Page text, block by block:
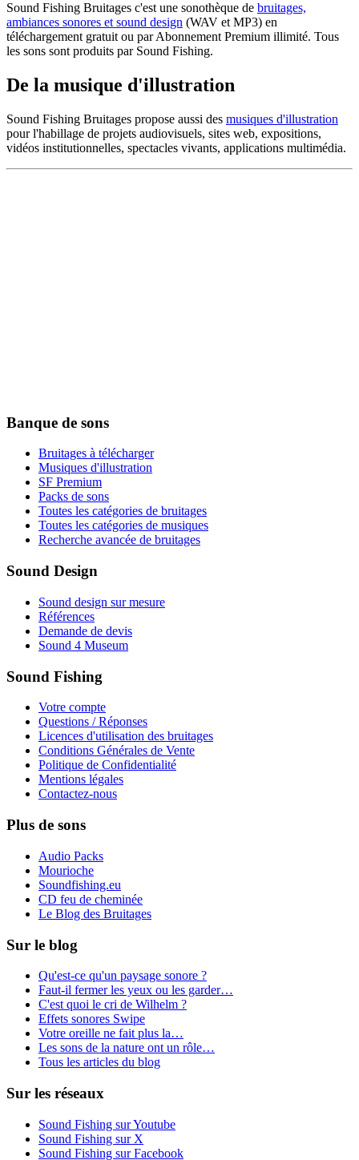
Sound Fishing Bruitages c'est une sonothèque de bruitages,
ambiances sonores et sound design (WAV et MP3) en
téléchargement gratuit ou par Abonnement Premium illimité. Tous
les sons sont produits par Sound Fishing.
De la musique d'illustration
Sound Fishing Bruitages propose aussi des musiques d'illustration
pour l'habillage de projets audiovisuels, sites web, expositions,
vidéos institutionnelles, spectacles vivants, applications multimédia.
Banque de sons
Bruitages à télécharger
Musiques d'illustration
SF Premium
Packs de sons
Toutes les catégories de bruitages
Toutes les catégories de musiques
Recherche avancée de bruitages
Sound Design
Sound design sur mesure
Références
Demande de devis
Sound 4 Museum
Sound Fishing
Votre compte
Questions / Réponses
Licences d'utilisation des bruitages
Conditions Générales de Vente
Politique de Confidentialité
Mentions légales
Contactez-nous
Plus de sons
Audio Packs
Mourioche
Soundfishing.eu
CD feu de cheminée
Le Blog des Bruitages
Sur le blog
Qu'est-ce qu'un paysage sonore ?
Faut-il fermer les yeux ou les garder…
C'est quoi le cri de Wilhelm ?
Effets sonores Swipe
Votre oreille ne fait plus la…
Les sons de la nature ont un rôle…
Tous les articles du blog
Sur les réseaux
Sound Fishing sur Youtube
Sound Fishing sur X
Sound Fishing sur Facebook